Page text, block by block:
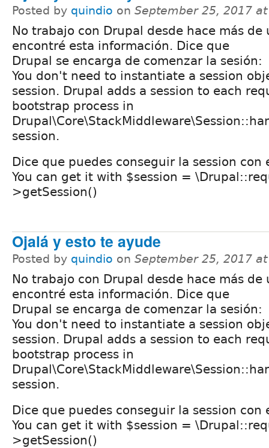
Posted by quindio on September 25, 2017
No trabajo con Drupal desde hace más de
encontré esta información. Dice que
Drupal se encarga de comenzar la sesión:
You don't need to instantiate a session
session. Drupal adds a session to each
bootstrap process in
session.
Dice que puedes conseguir la session con
You can get it with $session =
>getSession()
Ojalá y esto te ayude
Posted by quindio on September 25, 2017
No trabajo con Drupal desde hace más de
encontré esta información. Dice que
Drupal se encarga de comenzar la sesión:
You don't need to instantiate a session
session. Drupal adds a session to each
bootstrap process in
session.
Dice que puedes conseguir la session con
You can get it with $session =
>getSession()